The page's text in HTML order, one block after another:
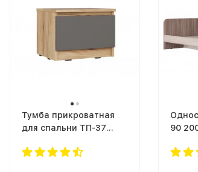
Тумба прикроватная
для спальни ТП-37
Графит / дуб Крафт
90
ultra